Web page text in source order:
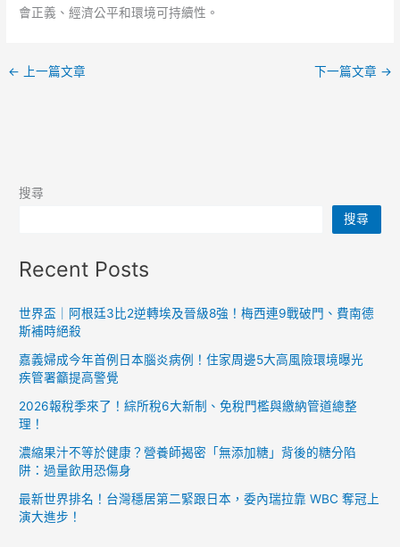
會正義、經濟公平和環境可持續性。
← 上一篇文章 下一篇文章 →
搜尋
搜尋
Recent Posts
世界盃｜阿根廷3比2逆轉埃及晉級8強！梅西連9戰破門、費南德
斯補時絕殺
嘉義婦成今年首例日本腦炎病例！住家周邊5大高風險環境曝光
疾管署籲提高警覺
2026報稅季來了！綜所稅6大新制、免稅門檻與繳納管道總整
理！
濃縮果汁不等於健康？營養師揭密「無添加糖」背後的糖分陷
阱：過量飲用恐傷身
最新世界排名！台灣穩居第二緊跟日本，委內瑞拉靠 WBC 奪冠上
演大進步！